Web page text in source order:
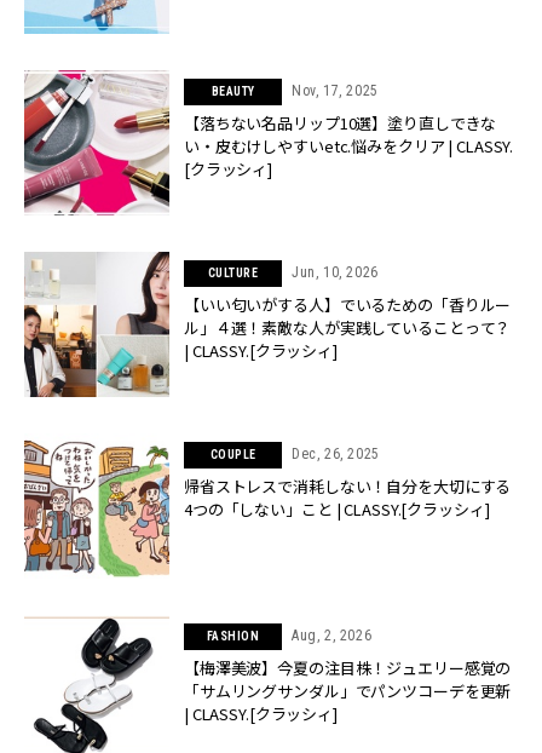
BEAUTY Nov, 17, 2025
【落ちない名品リップ10選】塗り直しできな
い・皮むけしやすいetc.悩みをクリア | CLASSY.
[クラッシィ]
CULTURE Jun, 10, 2026
【いい匂いがする人】でいるための「香りルー
ル」４選！素敵な人が実践していることって？
| CLASSY.[クラッシィ]
COUPLE Dec, 26, 2025
帰省ストレスで消耗しない！自分を大切にする
4つの「しない」こと | CLASSY.[クラッシィ]
FASHION Aug, 2, 2026
【梅澤美波】今夏の注目株！ジュエリー感覚の
「サムリングサンダル」でパンツコーデを更新
| CLASSY.[クラッシィ]